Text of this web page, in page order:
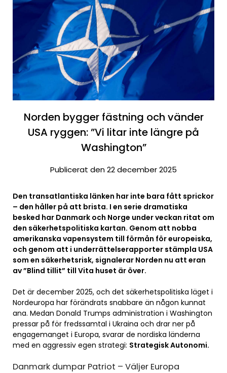
Norden bygger fästning och vänder
USA ryggen: ”Vi litar inte längre på
Washington”
Publicerat den 22 december 2025
Den transatlantiska länken har inte bara fått sprickor
– den håller på att brista. I en serie dramatiska
besked har Danmark och Norge under veckan ritat om
den säkerhetspolitiska kartan. Genom att nobba
amerikanska vapensystem till förmån för europeiska,
och genom att i underrättelserapporter stämpla USA
som en säkerhetsrisk, signalerar Norden nu att eran
av ”Blind tillit” till Vita huset är över.
Det är december 2025, och det säkerhetspolitiska läget i
Nordeuropa har förändrats snabbare än någon kunnat
ana. Medan Donald Trumps administration i Washington
pressar på för fredssamtal i Ukraina och drar ner på
engagemanget i Europa, svarar de nordiska länderna
med en aggressiv egen strategi: Strategisk Autonomi.
Danmark dumpar Patriot – Väljer Europa